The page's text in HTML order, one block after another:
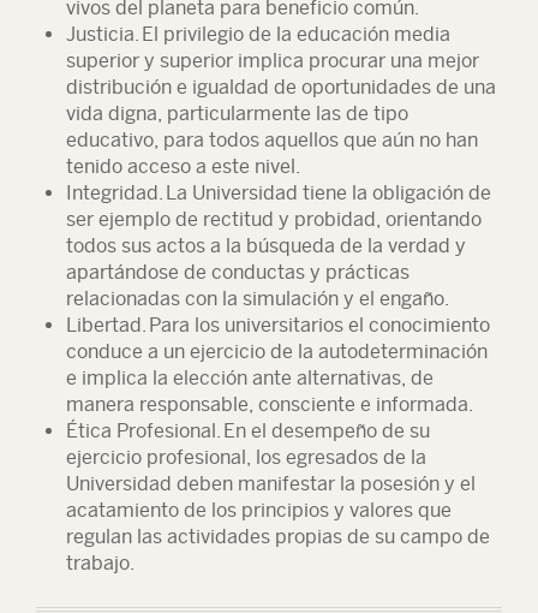
vivos del planeta para beneficio común.
Justicia. El privilegio de la educación media
superior y superior implica procurar una mejor
distribución e igualdad de oportunidades de una
vida digna, particularmente las de tipo
educativo, para todos aquellos que aún no han
tenido acceso a este nivel.
Integridad. La Universidad tiene la obligación de
ser ejemplo de rectitud y probidad, orientando
todos sus actos a la búsqueda de la verdad y
apartándose de conductas y prácticas
relacionadas con la simulación y el engaño.
Libertad. Para los universitarios el conocimiento
conduce a un ejercicio de la autodeterminación
e implica la elección ante alternativas, de
manera responsable, consciente e informada.
Ética Profesional. En el desempeño de su
ejercicio profesional, los egresados de la
Universidad deben manifestar la posesión y el
acatamiento de los principios y valores que
regulan las actividades propias de su campo de
trabajo.